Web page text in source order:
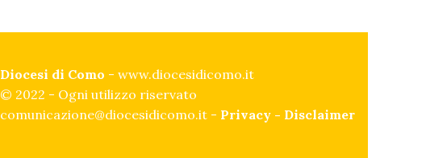
Diocesi di Como - www.diocesidicomo.it
© 2022 - Ogni utilizzo riservato
comunicazione@diocesidicomo.it - Privacy - Disclaimer